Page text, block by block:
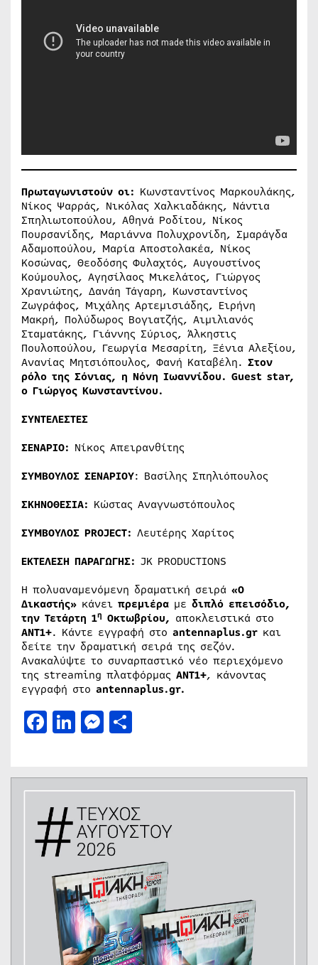
Πρωταγωνιστούν οι: Κωνσταντίνος Μαρκουλάκης,
Νίκος Ψαρράς, Νικόλας Χαλκιαδάκης, Νάντια
Σπηλιωτοπούλου, Αθηνά Ροδίτου, Νίκος
Πουρσανίδης, Μαριάννα Πολυχρονίδη, Σμαράγδα
Αδαμοπούλου, Μαρία Αποστολακέα, Νίκος
Κοσώνας, Θεοδόσης Φυλαχτός, Αυγουστίνος
Κούμουλος, Αγησίλαος Μικελάτος, Γιώργος
Χρανιώτης, Δανάη Τάγαρη, Κωνσταντίνος
Ζωγράφος, Μιχάλης Αρτεμισιάδης, Ειρήνη
Μακρή, Πολύδωρος Βογιατζής, Αιμιλιανός
Σταματάκης, Γιάννης Σύριος, Άλκηστις
Πουλοπούλου, Γεωργία Μεσαρίτη, Ξένια Αλεξίου,
Ανανίας Μητσιόπουλος, Φανή Καταβέλη. Στον
ρόλο της Σόνιας, η Νόνη Ιωαννίδου. Guest star,
ο Γιώργος Κωνσταντίνου.
ΣΥΝΤΕΛΕΣΤΕΣ
ΣΕΝΑΡΙΟ: Νίκος Απειρανθίτης
ΣΥΜΒΟΥΛΟΣ ΣΕΝΑΡΙΟΥ: Βασίλης Σπηλιόπουλος
ΣΚΗΝΟΘΕΣΙΑ: Κώστας Αναγνωστόπουλος
ΣΥΜΒΟΥΛΟΣ PROJECT: Λευτέρης Χαρίτος
ΕΚΤΕΛΕΣΗ ΠΑΡΑΓΩΓΗΣ: JK PRODUCTIONS
Η πολυαναμενόμενη δραματική σειρά «Ο
Δικαστής» κάνει πρεμιέρα με διπλό επεισόδιο,
την Τετάρτη 1η Οκτωβρίου, αποκλειστικά στο
ΑΝΤ1+. Κάντε εγγραφή στο antennaplus.gr και
δείτε την δραματική σειρά της σεζόν.
Ανακαλύψτε το συναρπαστικό νέο περιεχόμενο
της streaming πλατφόρμας ΑΝΤ1+, κάνοντας
εγγραφή στο antennaplus.gr.
Facebook
LinkedIn
Messenger